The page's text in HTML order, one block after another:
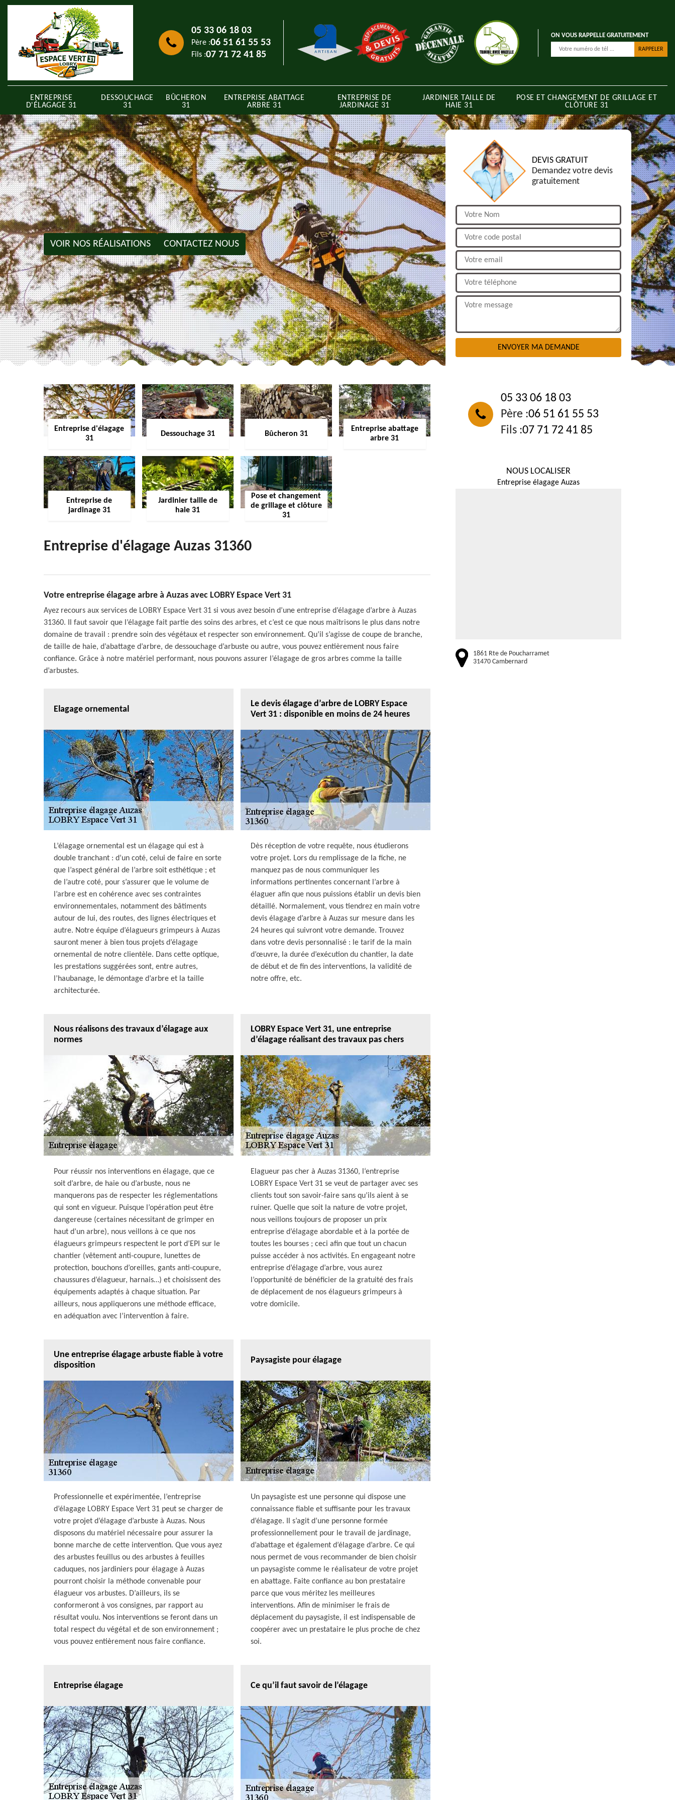
05 33 06 18 03
Père :06 51 61 55 53
Fils :07 71 72 41 85
ON VOUS RAPPELLE GRATUITEMENT
ENTREPRISE
D'ÉLAGAGE 31
DESSOUCHAGE
31
BÛCHERON
31
ENTREPRISE ABATTAGE
ARBRE 31
ENTREPRISE DE
JARDINAGE 31
JARDINIER TAILLE DE
HAIE 31
POSE ET CHANGEMENT DE GRILLAGE ET
CLÔTURE 31
VOIR NOS RÉALISATIONS CONTACTEZ NOUS
Entreprise d'élagage
31
Dessouchage 31 Bûcheron 31
Entreprise abattage
arbre 31
Entreprise de
jardinage 31
Jardinier taille de
haie 31
Pose et changement
de grillage et clôture
31
Entreprise d'élagage Auzas 31360
Votre entreprise élagage arbre à Auzas avec LOBRY Espace Vert 31
Ayez recours aux services de LOBRY Espace Vert 31 si vous avez besoin d’une entreprise d’élagage d’arbre à Auzas
31360. Il faut savoir que l’élagage fait partie des soins des arbres, et c’est ce que nous maîtrisons le plus dans notre
domaine de travail : prendre soin des végétaux et respecter son environnement. Qu’il s’agisse de coupe de branche,
de taille de haie, d’abattage d’arbre, de dessouchage d’arbuste ou autre, vous pouvez entièrement nous faire
confiance. Grâce à notre matériel performant, nous pouvons assurer l’élagage de gros arbres comme la taille
d’arbustes.
Elagage ornemental
L’élagage ornemental est un élagage qui est à
double tranchant : d’un coté, celui de faire en sorte
que l’aspect général de l’arbre soit esthétique ; et
de l’autre coté, pour s’assurer que le volume de
l’arbre est en cohérence avec ses contraintes
environnementales, notamment des bâtiments
autour de lui, des routes, des lignes électriques et
autre. Notre équipe d’élagueurs grimpeurs à Auzas
sauront mener à bien tous projets d’élagage
ornemental de notre clientèle. Dans cette optique,
les prestations suggérées sont, entre autres,
l’haubanage, le démontage d’arbre et la taille
architecturée.
Le devis élagage d’arbre de LOBRY Espace
Vert 31 : disponible en moins de 24 heures
Dès réception de votre requête, nous étudierons
votre projet. Lors du remplissage de la fiche, ne
manquez pas de nous communiquer les
informations pertinentes concernant l’arbre à
élaguer afin que nous puissions établir un devis bien
détaillé. Normalement, vous tiendrez en main votre
devis élagage d’arbre à Auzas sur mesure dans les
24 heures qui suivront votre demande. Trouvez
dans votre devis personnalisé : le tarif de la main
d’œuvre, la durée d’exécution du chantier, la date
de début et de fin des interventions, la validité de
notre offre, etc.
Nous réalisons des travaux d’élagage aux
normes
Pour réussir nos interventions en élagage, que ce
soit d’arbre, de haie ou d’arbuste, nous ne
manquerons pas de respecter les réglementations
qui sont en vigueur. Puisque l’opération peut être
dangereuse (certaines nécessitant de grimper en
haut d’un arbre), nous veillons à ce que nos
élagueurs grimpeurs respectent le port d’EPI sur le
chantier (vêtement anti-coupure, lunettes de
protection, bouchons d’oreilles, gants anti-coupure,
chaussures d’élagueur, harnais…) et choisissent des
équipements adaptés à chaque situation. Par
ailleurs, nous appliquerons une méthode efficace,
en adéquation avec l’intervention à faire.
LOBRY Espace Vert 31, une entreprise
d’élagage réalisant des travaux pas chers
Elagueur pas cher à Auzas 31360, l‘entreprise
LOBRY Espace Vert 31 se veut de partager avec ses
clients tout son savoir-faire sans qu’ils aient à se
ruiner. Quelle que soit la nature de votre projet,
nous veillons toujours de proposer un prix
entreprise d’élagage abordable et à la portée de
toutes les bourses ; ceci afin que tout un chacun
puisse accéder à nos activités. En engageant notre
entreprise d’élagage d’arbre, vous aurez
l’opportunité de bénéficier de la gratuité des frais
de déplacement de nos élagueurs grimpeurs à
votre domicile.
Une entreprise élagage arbuste fiable à votre
disposition
Professionnelle et expérimentée, l’entreprise
d’élagage LOBRY Espace Vert 31 peut se charger de
votre projet d’élagage d’arbuste à Auzas. Nous
disposons du matériel nécessaire pour assurer la
bonne marche de cette intervention. Que vous ayez
des arbustes feuillus ou des arbustes à feuilles
caduques, nos jardiniers pour élagage à Auzas
pourront choisir la méthode convenable pour
élagueur vos arbustes. D’ailleurs, ils se
conformeront à vos consignes, par rapport au
résultat voulu. Nos interventions se feront dans un
total respect du végétal et de son environnement ;
vous pouvez entièrement nous faire confiance.
Paysagiste pour élagage
Un paysagiste est une personne qui dispose une
connaissance fiable et suffisante pour les travaux
d’élagage. Il s’agit d’une personne formée
professionnellement pour le travail de jardinage,
d’abattage et également d’élagage d’arbre. Ce qui
nous permet de vous recommander de bien choisir
un paysagiste comme le réalisateur de votre projet
en abattage. Faite confiance au bon prestataire
parce que vous méritez les meilleures
interventions. Afin de minimiser le frais de
déplacement du paysagiste, il est indispensable de
coopérer avec un prestataire le plus proche de chez
soi.
Entreprise élagage Ce qu’il faut savoir de l’élagage
DEVIS GRATUIT
Demandez votre devis
gratuitement
05 33 06 18 03
Père :06 51 61 55 53
Fils :07 71 72 41 85
NOUS LOCALISER
Entreprise élagage Auzas
1861 Rte de Poucharramet
31470 Cambernard